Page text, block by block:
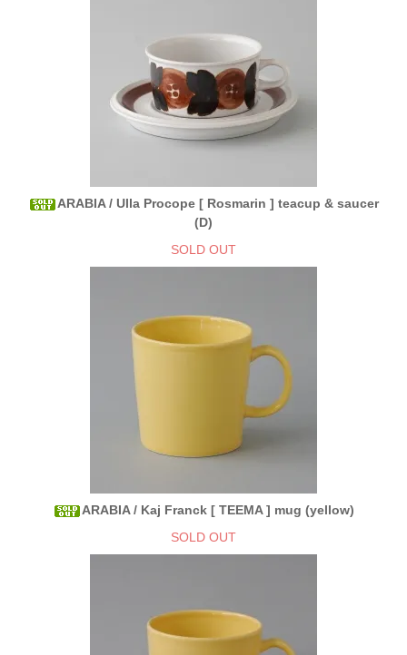
ARABIA / Ulla Procope [ Rosmarin ] teacup & saucer
(D)
SOLD OUT
ARABIA / Kaj Franck [ TEEMA ] mug (yellow)
SOLD OUT